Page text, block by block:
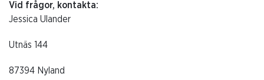
Vid frågor, kontakta:
Jessica Ulander
Utnäs 144
87394 Nyland